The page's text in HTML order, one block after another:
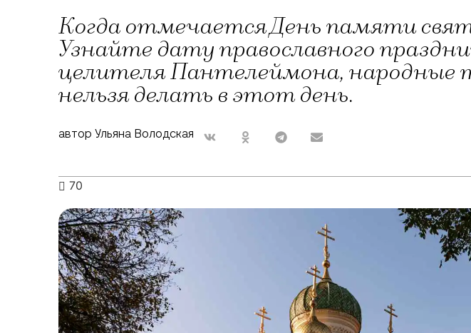
Когда отмечается День памяти
Узнайте дату православного
целителя Пантелеймона,
нельзя делать в этот день.
автор Ульяна Володская
70